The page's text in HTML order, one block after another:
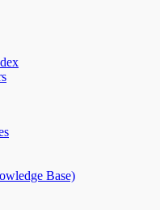
Base)